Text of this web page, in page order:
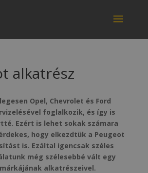
alkatrész
Opel, Chevrolet és Ford
foglalkozik, és így is
Ezért is lehet sokak számara
hogy elkezdtük a Peugeot
is. Ezáltal igencsak széles
még szélesebbé vált egy
alkatrészeivel.